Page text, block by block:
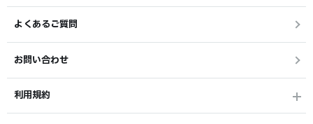
よくあるご質問
お問い合わせ
利用規約